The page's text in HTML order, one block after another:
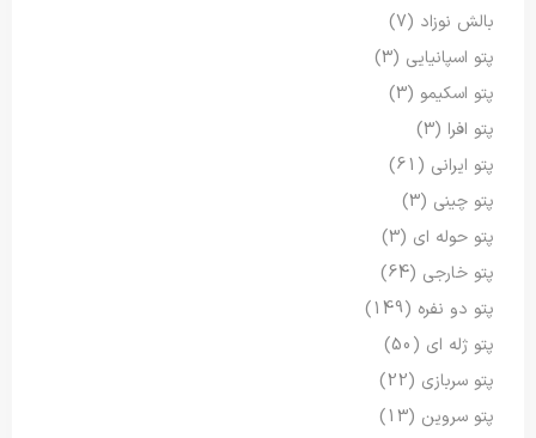
بالش نوزاد (7)
پتو اسپانیایی (3)
پتو اسکیمو (3)
پتو افرا (3)
پتو ایرانی (61)
پتو چینی (3)
پتو حوله ای (3)
پتو خارجی (64)
پتو دو نفره (149)
پتو ژله ای (50)
پتو سربازی (22)
پتو سروین (13)